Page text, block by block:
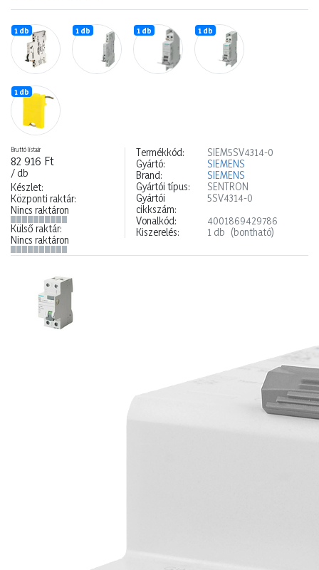
1 db 1 db 1 db 1 db
1 db
Bruttó listaár
82 916 Ft
/ db
Készlet:
Központi raktár:
Nincs raktáron
Külső raktár:
Nincs raktáron
Termékkód:
SIEM5SV4314-0
Gyártó:
SIEMENS
Brand:
SIEMENS
Gyártói típus:
SENTRON
Gyártói
cikkszám:
5SV4314-0
Vonalkód:
4001869429786
Kiszerelés:
1 db (bontható)